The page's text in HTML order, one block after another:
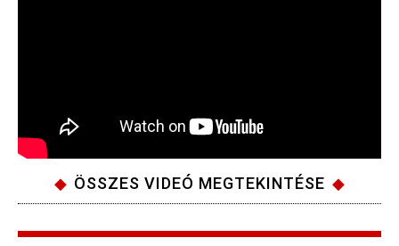
ÖSSZES VIDEÓ MEGTEKINTÉSE